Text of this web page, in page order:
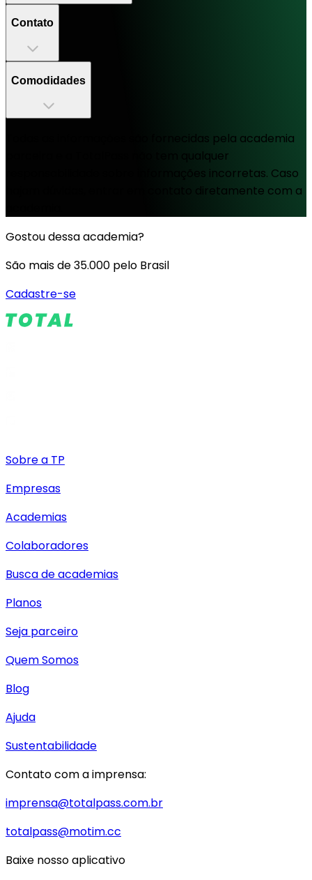
Contato
Comodidades
Todas as informações são fornecidas pela academia
parceira e a TotalPass não tem qualquer
responsabilidade sobre informações incorretas. Caso
hajam dúvidas, entrar em contato diretamente com a
Gostou dessa academia?
São mais de 35.000 pelo Brasil
Cadastre-se
Sobre a TP
Empresas
Academias
Colaboradores
Busca de academias
Planos
Seja parceiro
Quem Somos
Blog
Ajuda
Sustentabilidade
Contato com a imprensa:
imprensa@totalpass.com.br
totalpass@motim.cc
Baixe nosso aplicativo